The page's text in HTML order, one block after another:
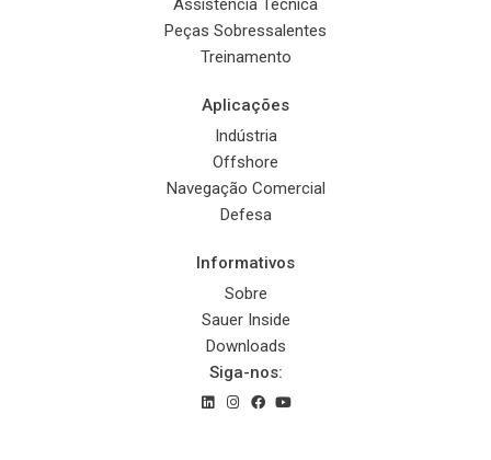
Peças Sobressalentes
Treinamento
Aplicações
Indústria
Offshore
Navegação Comercial
Defesa
Informativos
Sobre
Sauer Inside
Downloads
Siga-nos: